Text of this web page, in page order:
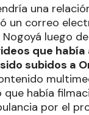
una
un correo
luego
que
subidos a
había
por el